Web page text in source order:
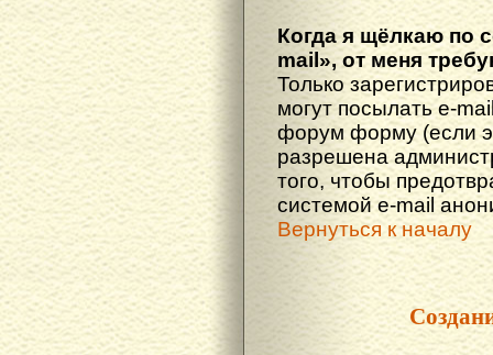
Когда я щёлкаю по
mail», от меня
Только
могут посылать e-
форум форму (если
разрешена
того, чтобы
системой e-mail
Вернуться к началу